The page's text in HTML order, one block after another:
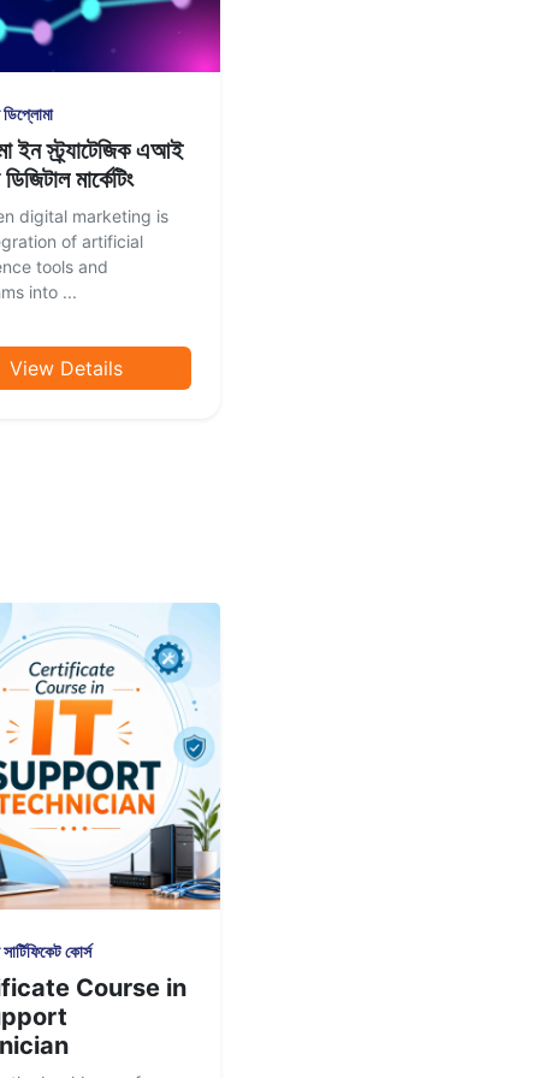
ইন স্ট্র্যাটেজিক এআই
মার্কেটিং
digital marketing is
of artificial
tools and
into ...
View Details
কোর্স
Course in